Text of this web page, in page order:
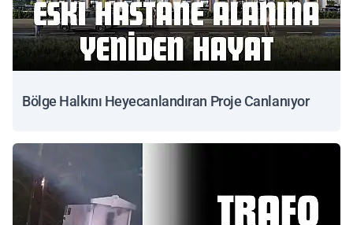
Bölge Halkını Heyecanlandıran Proje Canlanıyor